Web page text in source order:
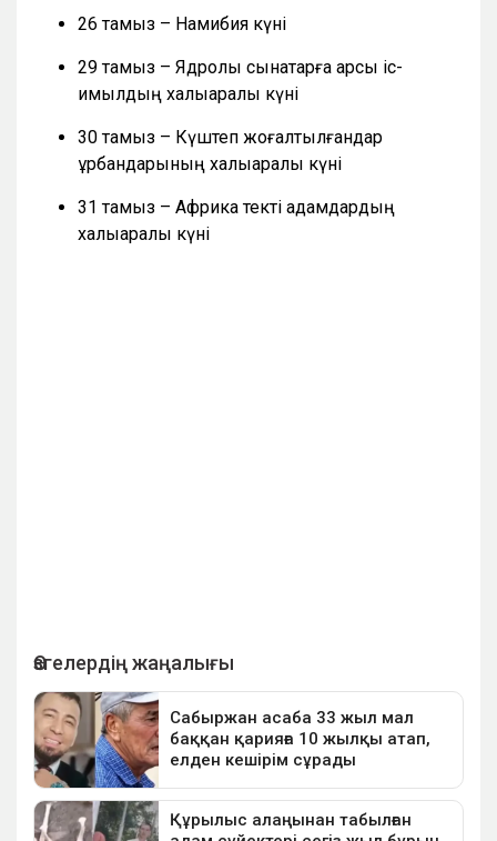
26 тамыз – Намибия күні
29 тамыз – Ядролық сынақтарға қарсы іс-
қимылдың халықаралық күні
30 тамыз – Күштеп жоғалтылғандар
құрбандарының халықаралық күні
31 тамыз – Африка текті адамдардың
халықаралық күні